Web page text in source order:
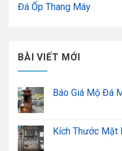
Đá Ốp Thang Máy
BÀI VIẾT MỚI
Báo Giá Mộ Đá
Kích Thước Mặt